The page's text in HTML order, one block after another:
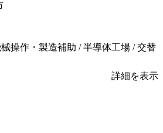
操作・製造補助 / 半導体工場 / 交替
詳細を表示